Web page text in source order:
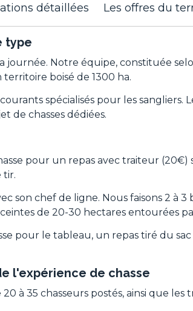
détaillées Les offres du
type
journée. Notre équipe, constituée
territoire boisé de 1300 ha.
spécialisés pour les sangliers.
de chasses dédiées.
pour un repas avec traiteur
tir.
son chef de ligne. Nous faisons 2 à
de 20-30 hectares entourées
pour le tableau, un repas tiré du
l'expérience de chasse
à 35 chasseurs postés, ainsi que les